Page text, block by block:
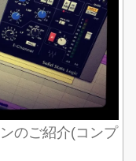
のご紹介(コンプ